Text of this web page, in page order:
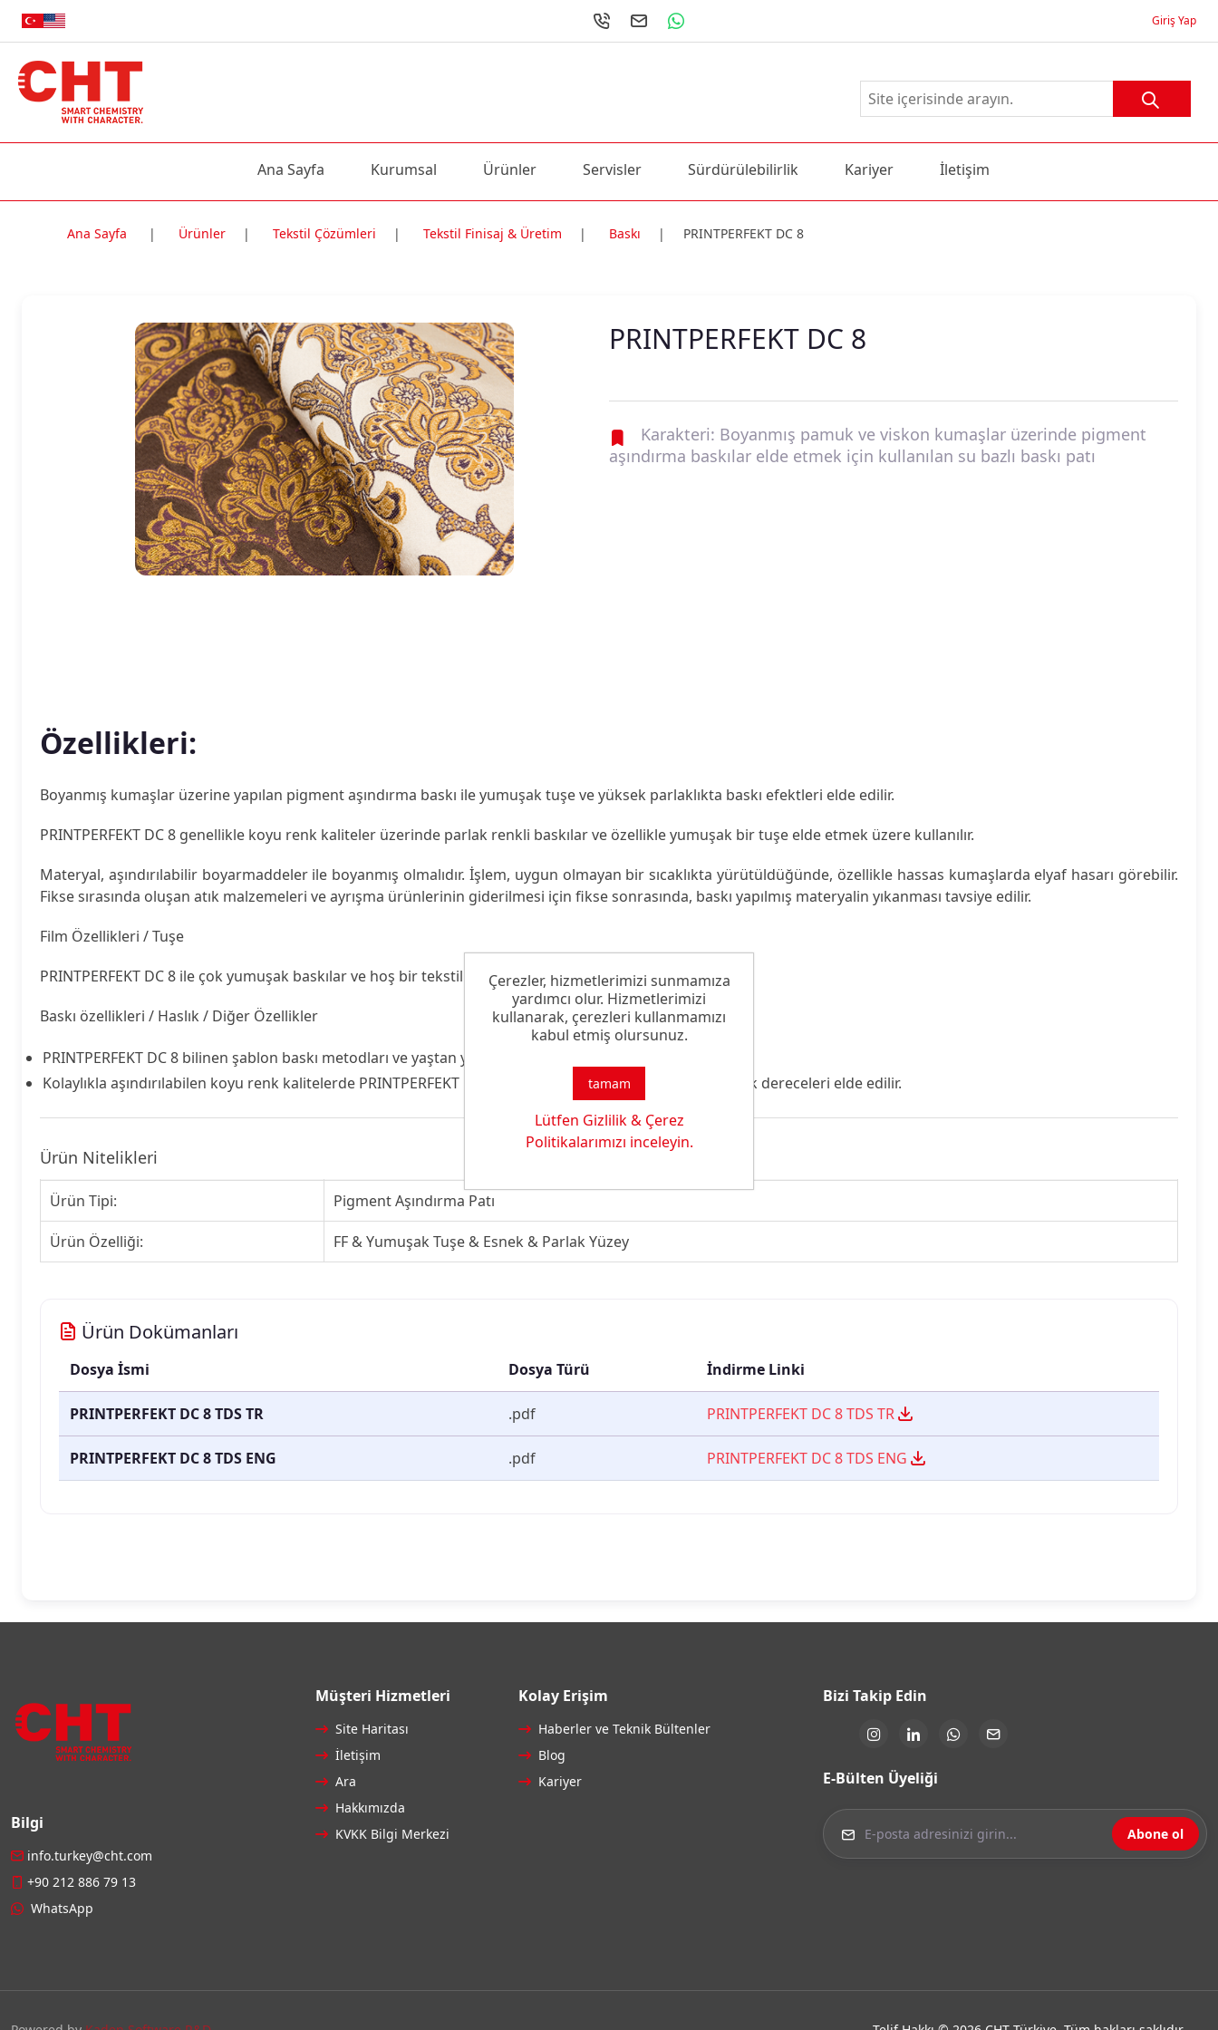
Giriş Yap
Ana Sayfa Kurumsal Ürünler Servisler Sürdürülebilirlik Kariyer İletişim
Ana Sayfa | Ürünler | Tekstil Çözümleri | Tekstil Finisaj & Üretim | Baskı | PRINTPERFEKT DC 8
PRINTPERFEKT DC 8
Karakteri: Boyanmış pamuk ve viskon kumaşlar üzerinde pigment
aşındırma baskılar elde etmek için kullanılan su bazlı baskı patı
Özellikleri:
Boyanmış kumaşlar üzerine yapılan pigment aşındırma baskı ile yumuşak tuşe ve yüksek parlaklıkta baskı efektleri elde edilir.
PRINTPERFEKT DC 8 genellikle koyu renk kaliteler üzerinde parlak renkli baskılar ve özellikle yumuşak bir tuşe elde etmek üzere kullanılır.
Materyal, aşındırılabilir boyarmaddeler ile boyanmış olmalıdır. İşlem, uygun olmayan bir sıcaklıkta yürütüldüğünde, özellikle hassas kumaşlarda elyaf hasarı görebilir.
Fikse sırasında oluşan atık malzemeleri ve ayrışma ürünlerinin giderilmesi için fikse sonrasında, baskı yapılmış materyalin yıkanması tavsiye edilir.
Film Özellikleri / Tuşe
PRINTPERFEKT DC 8 ile çok yumuşak baskılar ve hoş bir tekstil görünümü elde edilir.
Baskı özellikleri / Haslık / Diğer Özellikler
PRINTPERFEKT DC 8 bilinen şablon baskı metodları ve yaştan yaşa baskıda başarılı şekilde uygulanır.
Kolaylıkla aşındırılabilen koyu renk kalitelerde PRINTPERFEKT DC 8 ile parlak baskı efekti ve yüksek haslık dereceleri elde edilir.
Ürün Nitelikleri
Ürün Tipi: Pigment Aşındırma Patı
Ürün Özelliği: FF & Yumuşak Tuşe & Esnek & Parlak Yüzey
Ürün Dokümanları
Dosya İsmi Dosya Türü İndirme Linki
PRINTPERFEKT DC 8 TDS TR .pdf PRINTPERFEKT DC 8 TDS TR
PRINTPERFEKT DC 8 TDS ENG .pdf PRINTPERFEKT DC 8 TDS ENG
Bilgi
info.turkey@cht.com
+90 212 886 79 13
WhatsApp
Müşteri Hizmetleri
Site Haritası
İletişim
Ara
Hakkımızda
KVKK Bilgi Merkezi
Kolay Erişim
Haberler ve Teknik Bültenler
Blog
Kariyer
Bizi Takip Edin
E-Bülten Üyeliği
Abone ol
Çerezler, hizmetlerimizi sunmamıza
yardımcı olur. Hizmetlerimizi
kullanarak, çerezleri kullanmamızı
kabul etmiş olursunuz.
tamam
Lütfen Gizlilik & Çerez
Politikalarımızı inceleyin.